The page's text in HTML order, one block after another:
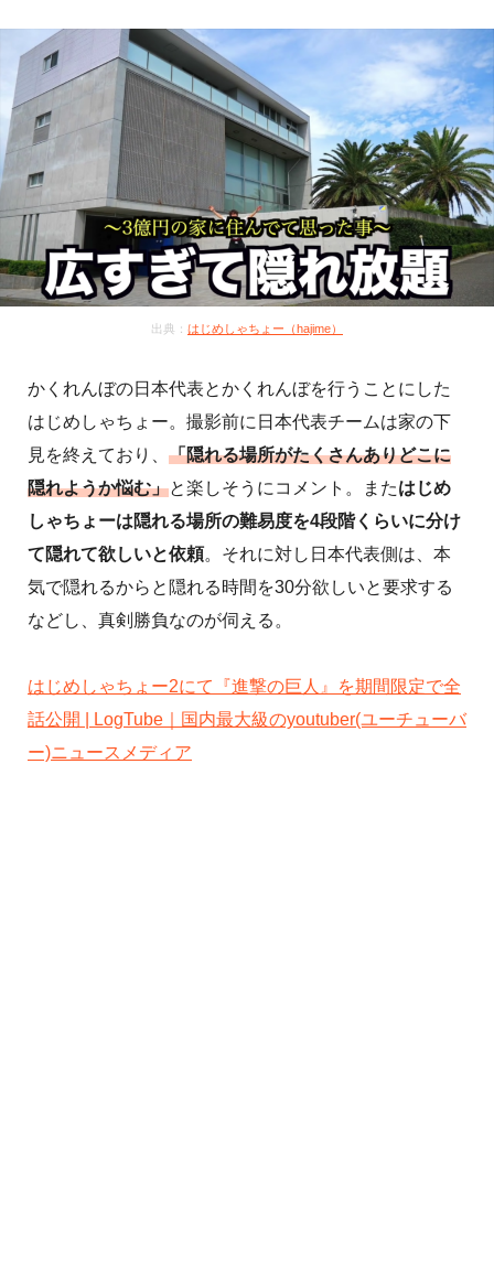
出典： はじめしゃちょー（hajime）
かくれんぼの日本代表とかくれんぼを行うことにした
はじめしゃちょー。撮影前に日本代表チームは家の下
見を終えており、 「隠れる場所がたくさんありどこに
隠れようか悩む」と楽しそうにコメント。またはじめ
しゃちょーは隠れる場所の難易度を4段階くらいに分け
て隠れて欲しいと依頼。それに対し日本代表側は、本
気で隠れるからと隠れる時間を30分欲しいと要求する
などし、真剣勝負なのが伺える。
はじめしゃちょー2にて『進撃の巨人』を期間限定で全
話公開 | LogTube｜国内最大級のyoutuber(ユーチューバ
ー)ニュースメディア